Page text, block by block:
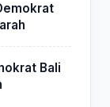
Bali